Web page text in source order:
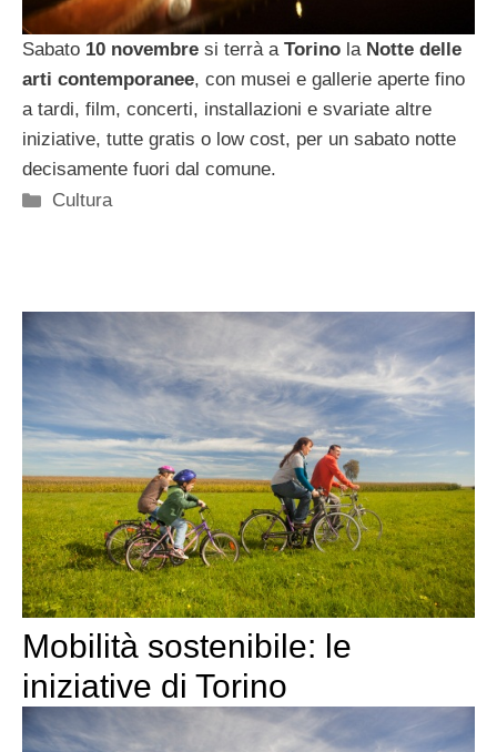
Sabato 10 novembre si terrà a Torino la Notte delle
arti contemporanee, con musei e gallerie aperte fino
a tardi, film, concerti, installazioni e svariate altre
iniziative, tutte gratis o low cost, per un sabato notte
decisamente fuori dal comune.
Categorie
Cultura
Mobilità sostenibile: le
iniziative di Torino